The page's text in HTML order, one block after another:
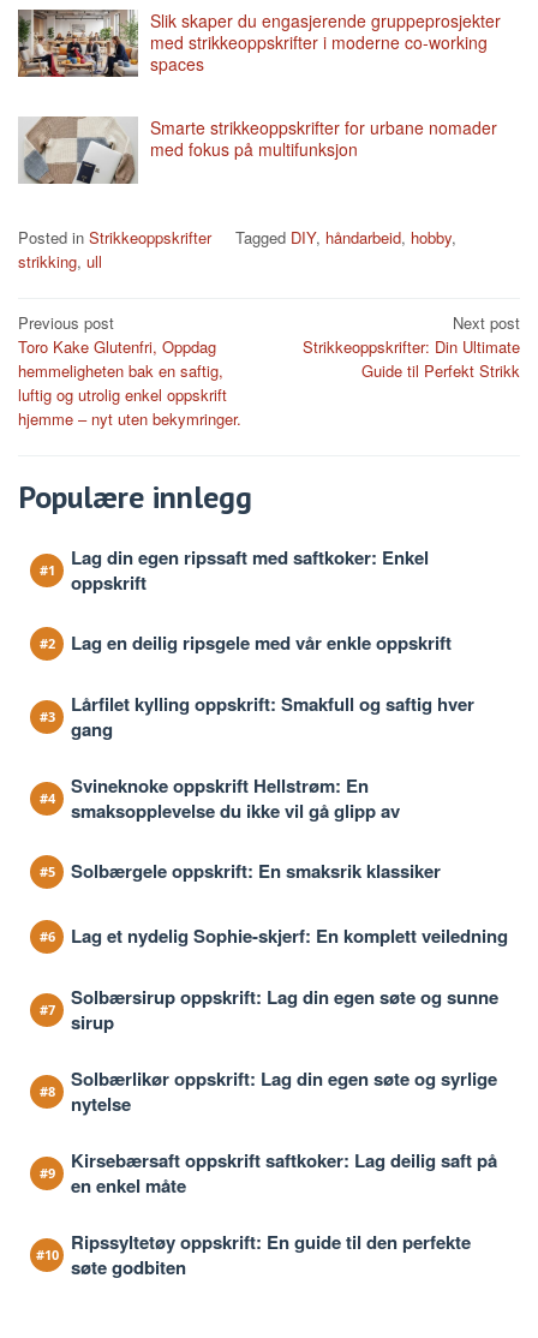
Slik skaper du engasjerende gruppeprosjekter
med strikkeoppskrifter i moderne co-working
spaces
Smarte strikkeoppskrifter for urbane nomader
med fokus på multifunksjon
Posted in Strikkeoppskrifter Tagged DIY, håndarbeid, hobby,
strikking, ull
Post
navigation
Previous post
Toro Kake Glutenfri, Oppdag
hemmeligheten bak en saftig,
luftig og utrolig enkel oppskrift
hjemme – nyt uten bekymringer.
Next post
Strikkeoppskrifter: Din Ultimate
Guide til Perfekt Strikk
Populære innlegg
Lag din egen ripssaft med saftkoker: Enkel
oppskrift
Lag en deilig ripsgele med vår enkle oppskrift
Lårfilet kylling oppskrift: Smakfull og saftig hver
gang
Svineknoke oppskrift Hellstrøm: En
smaksopplevelse du ikke vil gå glipp av
Solbærgele oppskrift: En smaksrik klassiker
Lag et nydelig Sophie-skjerf: En komplett veiledning
Solbærsirup oppskrift: Lag din egen søte og sunne
sirup
Solbærlikør oppskrift: Lag din egen søte og syrlige
nytelse
Kirsebærsaft oppskrift saftkoker: Lag deilig saft på
en enkel måte
Ripssyltetøy oppskrift: En guide til den perfekte
søte godbiten